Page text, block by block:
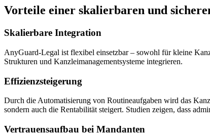
Vorteile einer skalierbaren und
Skalierbare Integration
AnyGuard-Legal ist flexibel einsetzbar – sowohl für kleine
Strukturen und Kanzleimanagementsysteme integrieren.
Effizienzsteigerung
Durch die Automatisierung von Routineaufgaben wird das
sondern auch die Rentabilität steigert. Studien zeigen, dass
Vertrauensaufbau bei Mandanten